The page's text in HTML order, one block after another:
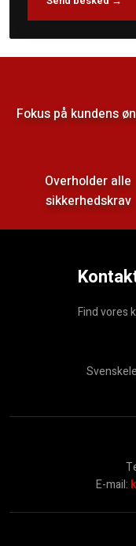
Fokus på kundens
Overholder alle
sikkerhedskrav
Find vores
E-mail: